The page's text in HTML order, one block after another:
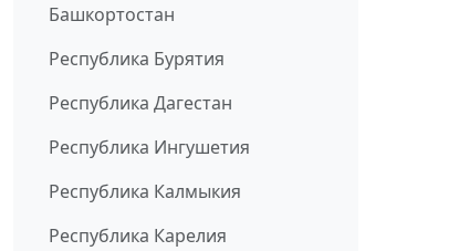
Башкортостан
Республика Бурятия
Республика Дагестан
Республика Ингушетия
Республика Калмыкия
Республика Карелия